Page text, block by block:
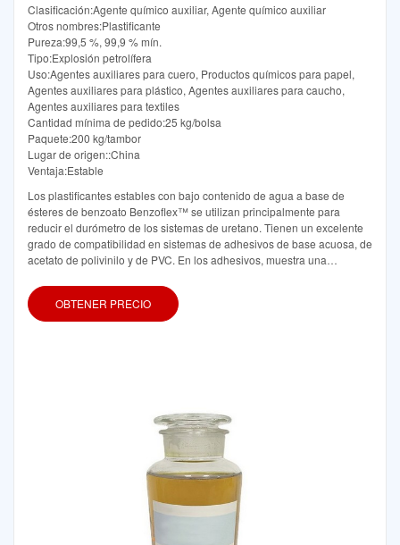
Clasificación:Agente químico auxiliar, Agente químico auxiliar
Otros nombres:Plastificante
Pureza:99,5 %, 99,9 % mín.
Tipo:Explosión petrolífera
Uso:Agentes auxiliares para cuero, Productos químicos para papel,
Agentes auxiliares para plástico, Agentes auxiliares para caucho,
Agentes auxiliares para textiles
Cantidad mínima de pedido:25 kg/bolsa
Paquete:200 kg/tambor
Lugar de origen::China
Ventaja:Estable
Los plastificantes estables con bajo contenido de agua a base de
ésteres de benzoato Benzoflex™ se utilizan principalmente para
reducir el durómetro de los sistemas de uretano. Tienen un excelente
grado de compatibilidad en sistemas de adhesivos de base acuosa, de
acetato de polivinilo y de PVC. En los adhesivos, muestra una
abiertos y también
OBTENER PRECIO